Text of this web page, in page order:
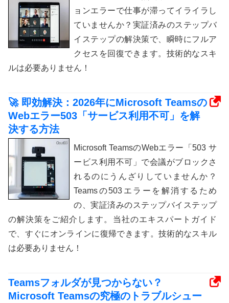
ョンエラーで仕事が滞ってイライラし
ていませんか？実証済みのステップバ
イステップの解決策で、瞬時にフルア
クセスを回復できます。技術的なスキ
ルは必要ありません！
🚀 即効解決：2026年にMicrosoft Teamsの
Webエラー503「サービス利用不可」を解
決する方法
Microsoft TeamsのWebエラー「503 サ
ービス利用不可」で会議がブロックさ
れるのにうんざりしていませんか？
Teamsの503エラーを解消するため
の、実証済みのステップバイステップ
の解決策をご紹介します。当社のエキスパートガイド
で、すぐにオンラインに復帰できます。技術的なスキル
は必要ありません！
Teamsフォルダが見つからない？
Microsoft Teamsの究極のトラブルシュー